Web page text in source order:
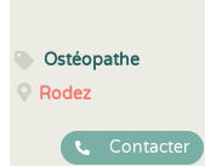
Ostéopathe
Rodez
Contacter